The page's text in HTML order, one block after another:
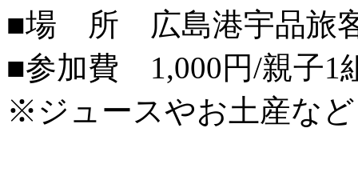
■場 所 広島港宇品旅
■参加費 1,000円/親子1
※ジュースやお土産な